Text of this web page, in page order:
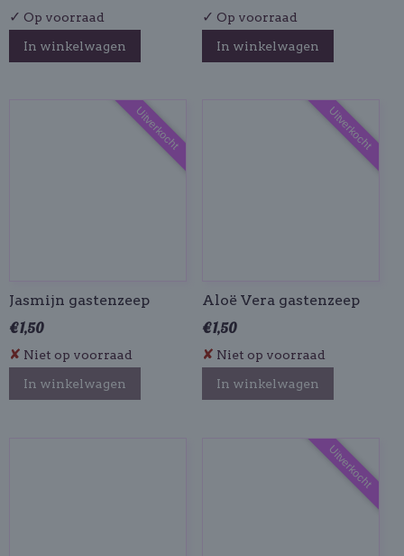
✓ Op voorraad
In winkelwagen
✓ Op voorraad
In winkelwagen
Uitverkocht
Jasmijn gastenzeep
€ 1,50
✘ Niet op voorraad
In winkelwagen
Uitverkocht
Aloë Vera gastenzeep
€ 1,50
✘ Niet op voorraad
In winkelwagen
Uitverkocht